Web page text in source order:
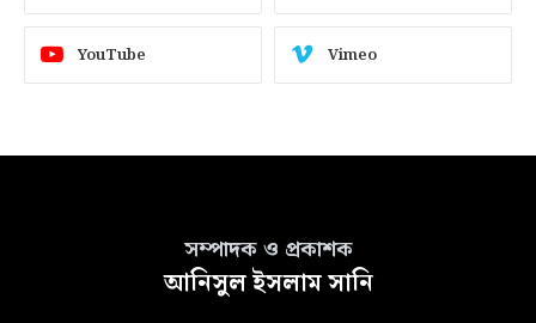
YouTube Vimeo
সম্পাদক ও প্রকাশক
আনিসুল ইসলাম সানি